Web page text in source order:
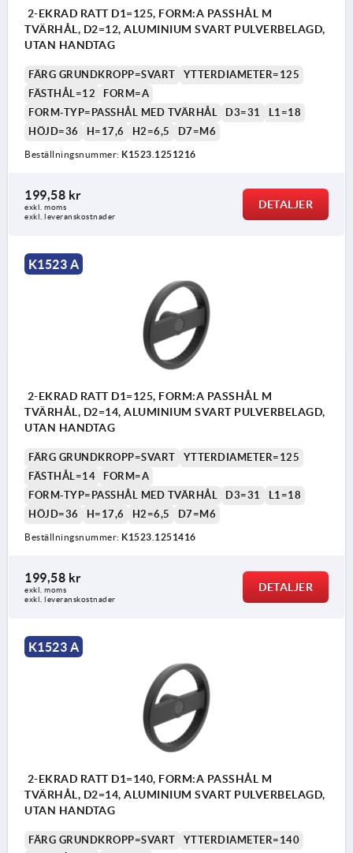
1) Tvärhålet är förskjutet 90° mot passkilspåret.
2-EKRAD RATT D1=125, FORM:A PASSHÅL M
TVÄRHÅL, D2=12, ALUMINIUM SVART PULVERBELAGD,
UTAN HANDTAG
FÄRG GRUNDKROPP=SVART
YTTERDIAMETER=125
FÄSTHÅL=12
FORM=A
FORM-TYP=PASSHÅL MED TVÄRHÅL
D3=31
L1=18
HÖJD=36
H=17,6 H2=6,5 D7=M6
Beställningsnummer: K1523.1251216
199,58 kr
exkl. moms
exkl. leveranskostnader
DETALJER
K1523 A
2-EKRAD RATT D1=125, FORM:A PASSHÅL M
TVÄRHÅL, D2=14, ALUMINIUM SVART PULVERBELAGD,
UTAN HANDTAG
FÄRG GRUNDKROPP=SVART
YTTERDIAMETER=125
FÄSTHÅL=14
FORM=A
FORM-TYP=PASSHÅL MED TVÄRHÅL
D3=31
L1=18
HÖJD=36
H=17,6 H2=6,5 D7=M6
Beställningsnummer: K1523.1251416
199,58 kr
exkl. moms
exkl. leveranskostnader
DETALJER
K1523 A
2-EKRAD RATT D1=140, FORM:A PASSHÅL M
TVÄRHÅL, D2=14, ALUMINIUM SVART PULVERBELAGD,
UTAN HANDTAG
FÄRG GRUNDKROPP=SVART YTTERDIAMETER=140